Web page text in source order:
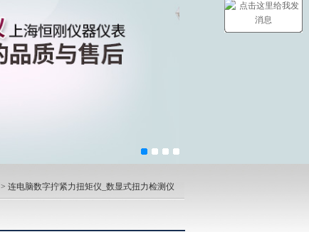
> 连电脑数字拧紧力扭矩仪_数显式扭力检测仪